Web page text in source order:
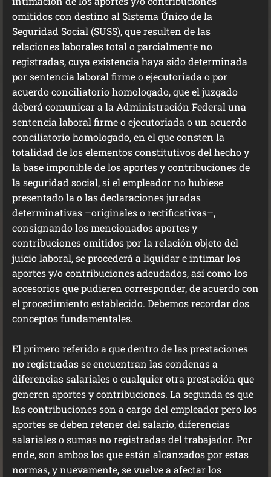
omitidos con destino al Sistema Único de la
Seguridad Social (SUSS), que resulten de las
relaciones laborales total o parcialmente no
registradas, cuya existencia haya sido determinada
por sentencia laboral firme o ejecutoriada o por
acuerdo conciliatorio homologado, que el juzgado
deberá comunicar a la Administración Federal una
sentencia laboral firme o ejecutoriada o un acuerdo
conciliatorio homologado, en el que consten la
totalidad de los elementos constitutivos del hecho y
la base imponible de los aportes y contribuciones de
la seguridad social, si el empleador no hubiese
presentado la o las declaraciones juradas
determinativas –originales o rectificativas–,
consignando los mencionados aportes y
contribuciones omitidos por la relación objeto del
juicio laboral, se procederá a liquidar e intimar los
aportes y/o contribuciones adeudados, así como los
accesorios que pudieren corresponder, de acuerdo con
el procedimiento establecido. Debemos recordar dos
conceptos fundamentales.
El primero referido a que dentro de las prestaciones
no registradas se encuentran las condenas a
diferencias salariales o cualquier otra prestación que
generen aportes y contribuciones. La segunda es que
las contribuciones son a cargo del empleador pero los
aportes se deben retener del salario, diferencias
salariales o sumas no registradas del trabajador. Por
ende, son ambos los que están alcanzados por estas
normas, y nuevamente, se vuelve a afectar los